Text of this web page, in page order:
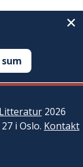
2026
i Oslo. Kontakt